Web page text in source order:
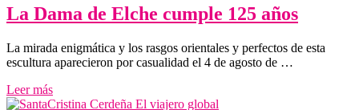
La Dama de Elche cumple 125 años
La mirada enigmática y los rasgos orientales y perfectos de esta
escultura aparecieron por casualidad el 4 de agosto de …
Leer más